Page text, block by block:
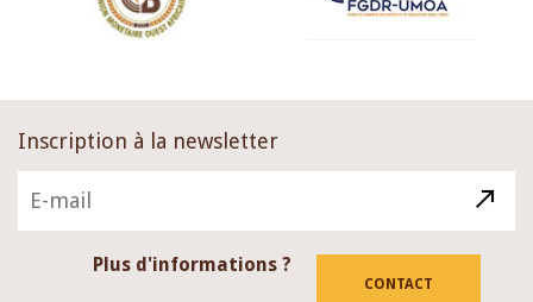
Inscription à la newsletter
Plus d'informations ?
CONTACT